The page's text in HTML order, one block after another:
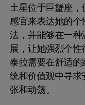
土星位于巨蟹座，
感官来表达她的
法，并能够在一
展，让她强烈个性
泰拉需要在舒适
统和价值观中寻
张和动荡。